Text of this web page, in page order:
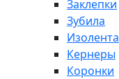
Заклепки
Зубила
Изолента
Кернеры
Коронки